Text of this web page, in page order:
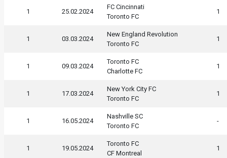
1 25.02.2024
FC Cincinnati
Toronto FC
1
1 03.03.2024
New England Revolution
Toronto FC
1
1 09.03.2024
Toronto FC
Charlotte FC
1
1 17.03.2024
New York City FC
Toronto FC
1
1 16.05.2024
Nashville SC
Toronto FC
-
1 19.05.2024
Toronto FC
CF Montreal
1